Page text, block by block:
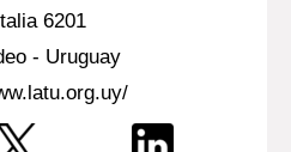
6201
- Uruguay